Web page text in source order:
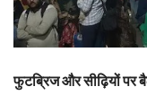
फुटब्रिज और सीढ़ियों पर